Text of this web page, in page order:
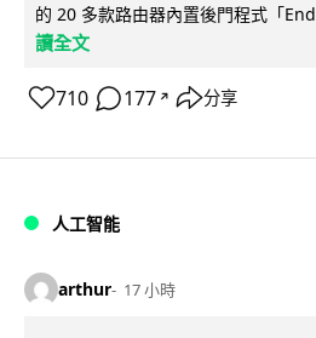
的 20 多款路由器內置後門程式「
讀全文
710 177 ↗ 分享
人工智能
arthur 17 小時